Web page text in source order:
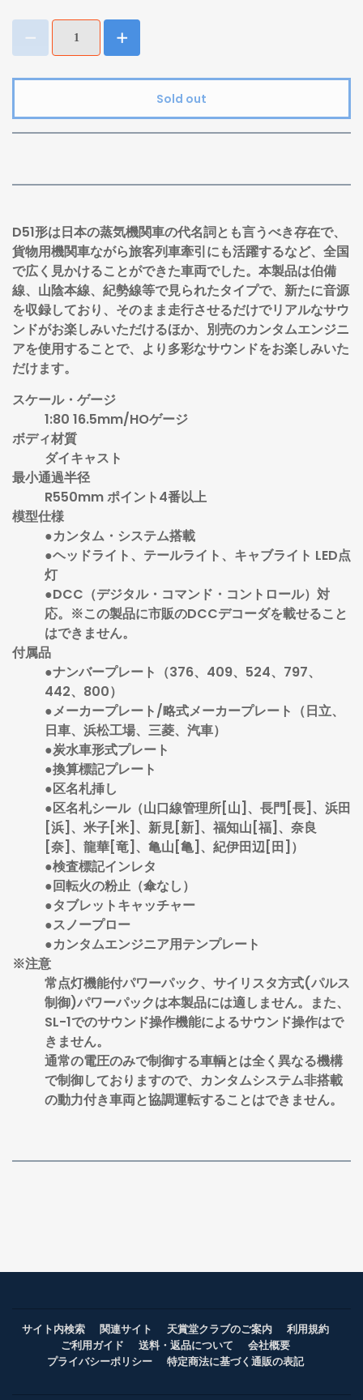
Sold out
D51形は日本の蒸気機関車の代名詞とも言うべき存在で、
貨物用機関車ながら旅客列車牽引にも活躍するなど、全国
で広く見かけることができた車両でした。本製品は伯備
線、山陰本線、紀勢線等で見られたタイプで、新たに音源
を収録しており、そのまま走行させるだけでリアルなサウ
ンドがお楽しみいただけるほか、別売のカンタムエンジニ
アを使用することで、より多彩なサウンドをお楽しみいた
だけます。
スケール・ゲージ
1:80 16.5mm/HOゲージ
ボディ材質
ダイキャスト
最小通過半径
R550mm ポイント4番以上
模型仕様
●カンタム・システム搭載
●ヘッドライト、テールライト、キャブライト LED点
灯
●DCC（デジタル・コマンド・コントロール）対
応。※この製品に市販のDCCデコーダを載せること
はできません。
付属品
●ナンバープレート（376、409、524、797、
442、800）
●メーカープレート/略式メーカープレート（日立、
日車、浜松工場、三菱、汽車）
●炭水車形式プレート
●換算標記プレート
●区名札挿し
●区名札シール（山口線管理所[山]、長門[長]、浜田
[浜]、米子[米]、新見[新]、福知山[福]、奈良
[奈]、龍華[竜]、亀山[亀]、紀伊田辺[田]）
●検査標記インレタ
●回転火の粉止（傘なし）
●タブレットキャッチャー
●スノープロー
●カンタムエンジニア用テンプレート
※注意
常点灯機能付パワーパック、サイリスタ方式(パルス
制御)パワーパックは本製品には適しません。また、
SL-1でのサウンド操作機能によるサウンド操作はで
きません。
通常の電圧のみで制御する車輌とは全く異なる機構
で制御しておりますので、カンタムシステム非搭載
の動力付き車両と協調運転することはできません。
サイト内検索 関連サイト 天賞堂クラブのご案内
利用規約
ご利用ガイド
送料・返品について
会社概要
プライバシーポリシー
特定商法に基づく通販の表記